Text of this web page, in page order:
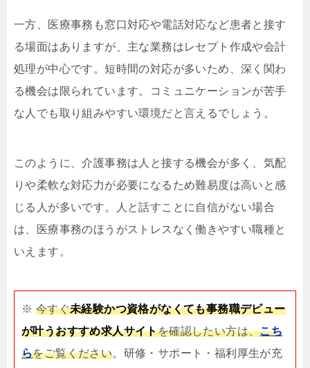
一方、医療事務も窓口対応や電話対応など患者と接す
る場面はありますが、主な業務はレセプト作成や会計
処理が中心です。短時間の対応が多いため、深く関わ
る機会は限られています。コミュニケーションが苦手
な人でも取り組みやすい環境だと言えるでしょう。
このように、介護事務は人と接する機会が多く、気配
りや柔軟な対応力が必要になるため難易度は高いと感
じる人が多いです。人と話すことに自信がない場合
は、医療事務のほうがストレスなく働きやすい職種と
いえます。
※ 今すぐ未経験かつ資格がなくても事務職デビュー
が叶うおすすめ求人サイトを確認したい方は、こち
らをご覧ください。研修・サポート・福利厚生が充